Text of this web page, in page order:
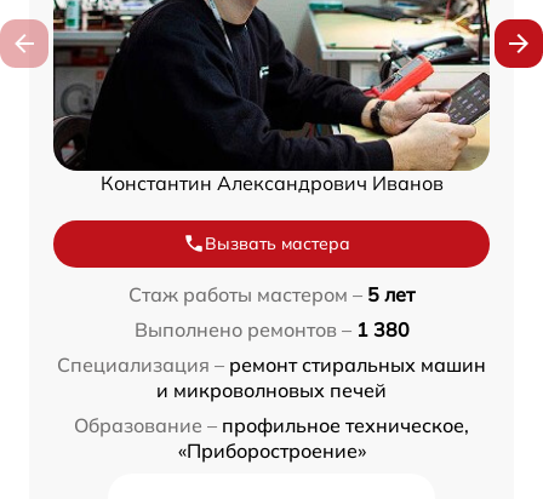
Константин Александрович Иванов
Вызвать мастера
Стаж работы мастером – 5 лет
Выполнено ремонтов – 1 380
Специализация – ремонт стиральных машин
и микроволновых печей
Образование – профильное техническое,
«Приборостроение»